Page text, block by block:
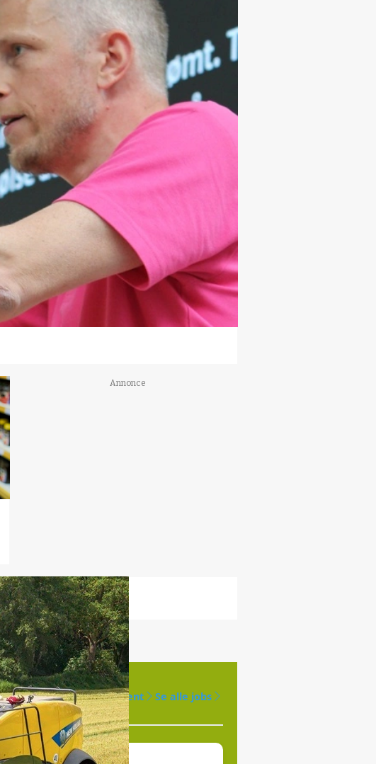
Annonce
Opret agent Se alle jobs